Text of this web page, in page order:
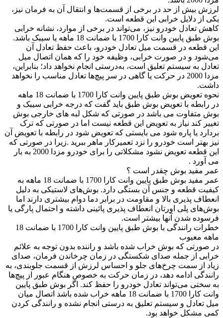
لرزش بیش از حد در برخی از قسمت‌ها و انتقال آن به فرمان نیز،
یکی از دلایل خرابی این قطعه است.
کاهش تعادل خودرو نیز، می‌تواند در برخی از موارد، نشانه خرابی
بوش طبق پایین وانت کارا 1700 با ضمانت 18 ماهه یا سیبک باشد.
این قطعه در قسمت میل تعادل خودرو، باعث حفظ تعادل آن
می‌شود و در صورت خرابی، وظیفه خود را که همان اتصال میل
تعادل به سیستم تعلیق است، به‌درستی انجام نخواهد داد؛ بنابراین،
مزدا 2000 در حرکت یا گاهی در سر پیچ‌ها تعادل مناسب را نخواهد
داشت.
نحوه تعویض بوش طبق پایین وانت کارا 1700 با ضمانت 18 ماهه
در رابطه با تعویض بوش طبق باید گفت که درجه خرابی سیبک و
بوش متفاوت می باشد در صورتی که شکل لبه های خارجی بوش
تغییر کند نیاز به تعویض این قطعه نیست اما در صورتی که ترک
بردارد یا پاره شود می بایستی که تعویض شود در رابطه با تعویض آن
نیز بهتر است خودرو را نزد تعمیرکار ماهر ببرید .زیرا در صورتی که
این قطعه تعویض نشود مشکلاتی را برای خودرو مزدا 2000 به بار
می آورد .
عمر مفید بوش چقدر است ؟
عمر مفید بوش طبق پایین وانت کارا 1700 با ضمانت 18 ماهه به
کیفیت قطعه و جنس آن بستگی دارد. بوش‌های لاستیکی به دلیل
انعطاف پذیری بالا و مقاومت در برابر دما دوام بیشتری دارند اما
بوش‌های پلی اورتان انعطاف پذیری پائینی داشته و احتمال پارگی یا
فرسوده شدن آنها بیشتر است.
خطرات رانندگی با بوش طبق پایین وانت کارا 1700 با ضمانت 18
ماهه معیوب
در صورتی که بوش خراب شده باشد و راننده بدون توجه به علائم
خرابی از جمله صدای شکستگی در زمان چرخاندن فرمان، صدای
زیاد از سمت چرخ‌های جلو و احساس لرزش از قسمت جلوبندی، به
رانندگی ادامه دهد، در زمان حرکت به خصوص هنگام عبور از پیچ‌ها
به سختی می‌تواند تعادل خودرو را حفظ کند. اگر بوش طبق پایین
وانت کارا 1700 با ضمانت 18 ماهه خراب شده باشد اتصال میان
میل تعادل و سیستم تعلیق به درستی انجام نشده و رانندگی کردن
کمی مشکل خواهد بود.